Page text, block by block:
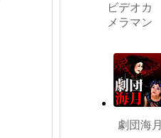
ビデオカ
メラマン
劇団海月